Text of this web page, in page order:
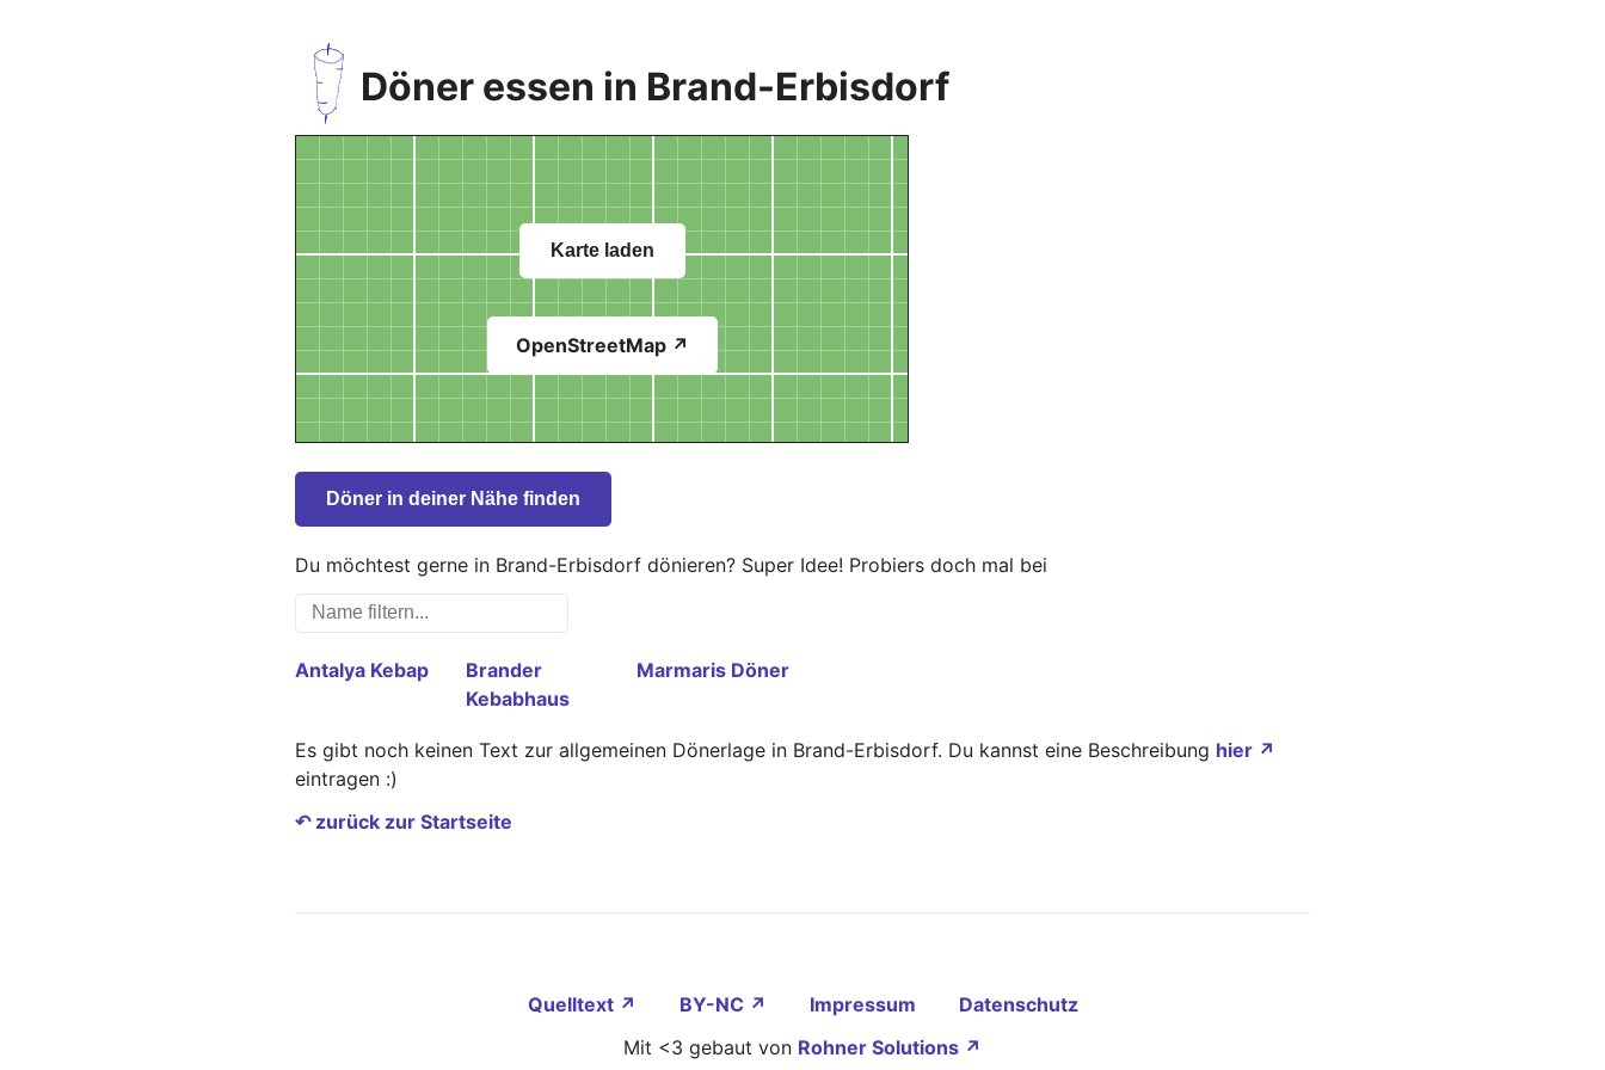
Döner essen in Brand-Erbisdorf
Karte laden
OpenStreetMap ↗
Döner in deiner Nähe finden
Du möchtest gerne in Brand-Erbisdorf dönieren? Super Idee! Probiers doch mal bei
Antalya Kebap
Brander
Kebabhaus
Marmaris Döner
Es gibt noch keinen Text zur allgemeinen Dönerlage in Brand-Erbisdorf. Du kannst eine Beschreibung hier ↗
eintragen :)
↶ zurück zur Startseite
Quelltext ↗ BY-NC ↗ Impressum
Datenschutz
Mit <3 gebaut von Rohner Solutions ↗